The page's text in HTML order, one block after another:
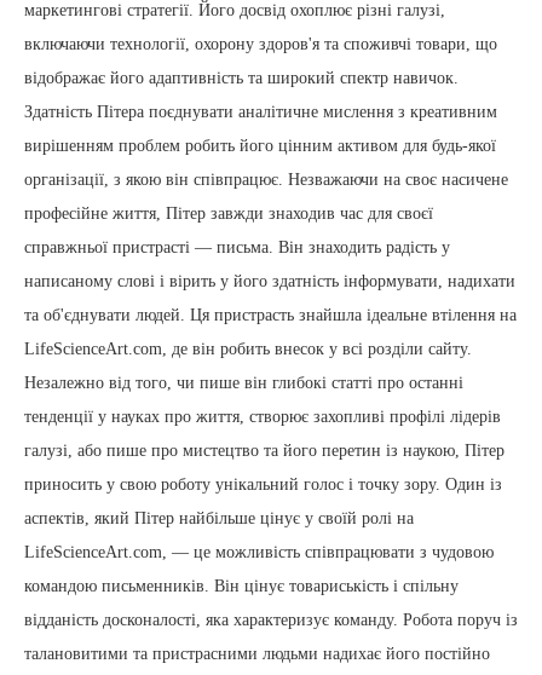
маркетингові стратегії. Його досвід охоплює різні галузі,
включаючи технології, охорону здоров'я та споживчі товари, що
відображає його адаптивність та широкий спектр навичок.
Здатність Пітера поєднувати аналітичне мислення з креативним
вирішенням проблем робить його цінним активом для будь-якої
організації, з якою він співпрацює. Незважаючи на своє насичене
професійне життя, Пітер завжди знаходив час для своєї
справжньої пристрасті — письма. Він знаходить радість у
написаному слові і вірить у його здатність інформувати, надихати
та об'єднувати людей. Ця пристрасть знайшла ідеальне втілення на
LifeScienceArt.com, де він робить внесок у всі розділи сайту.
Незалежно від того, чи пише він глибокі статті про останні
тенденції у науках про життя, створює захопливі профілі лідерів
галузі, або пише про мистецтво та його перетин із наукою, Пітер
приносить у свою роботу унікальний голос і точку зору. Один із
аспектів, який Пітер найбільше цінує у своїй ролі на
LifeScienceArt.com, — це можливість співпрацювати з чудовою
командою письменників. Він цінує товариськість і спільну
відданість досконалості, яка характеризує команду. Робота поруч із
талановитими та пристрасними людьми надихає його постійно